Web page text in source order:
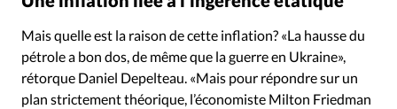
Mais quelle est la raison de cette inflation? «La hausse du
pétrole a bon dos, de même que la guerre en Ukraine»,
rétorque Daniel Depelteau. «Mais pour répondre sur un
plan strictement théorique, l’économiste Milton Friedman